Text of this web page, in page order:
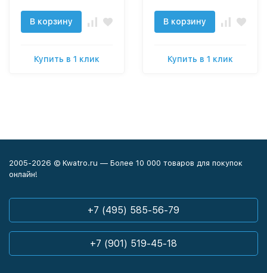
В корзину
Купить в 1 клик
В корзину
Купить в 1 клик
2005-2026 © Kwatro.ru — Более 10 000 товаров для покупок
онлайн!
+7 (495) 585-56-79
+7 (901) 519-45-18